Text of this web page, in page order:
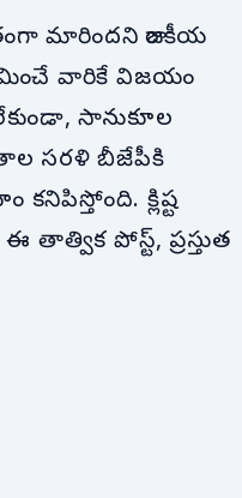
మారిందని రాజకీయ
వారికే విజయం
సానుకూల
సరళి బీజేపీకి
క్లిష్ట
పోస్ట్, ప్రస్తుత